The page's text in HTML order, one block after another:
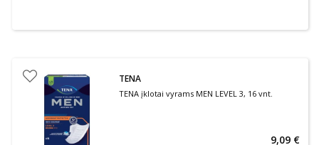
TENA
TENA įklotai vyrams MEN LEVEL 3, 16 vnt.
9,09 €